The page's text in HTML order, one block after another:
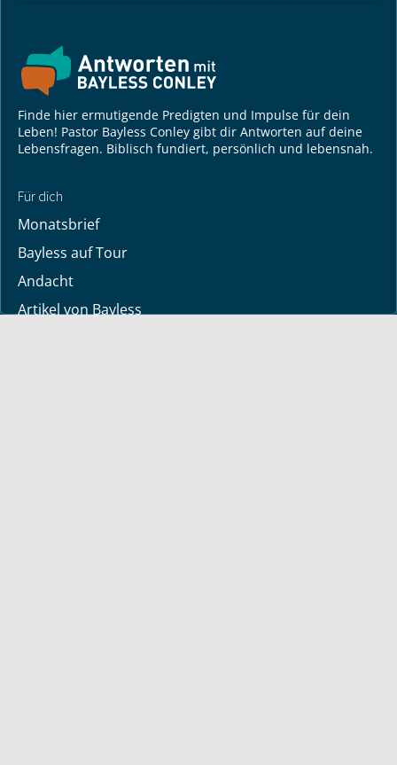
Finde hier ermutigende Predigten und Impulse für dein
Leben! Pastor Bayless Conley gibt dir Antworten auf deine
Lebensfragen. Biblisch fundiert, persönlich und lebensnah.
Für dich
Monatsbrief
Bayless auf Tour
Andacht
Artikel von Bayless